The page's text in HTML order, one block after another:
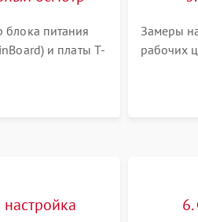
блока питания
и платы T-
прогары,
Замеры
рабочих